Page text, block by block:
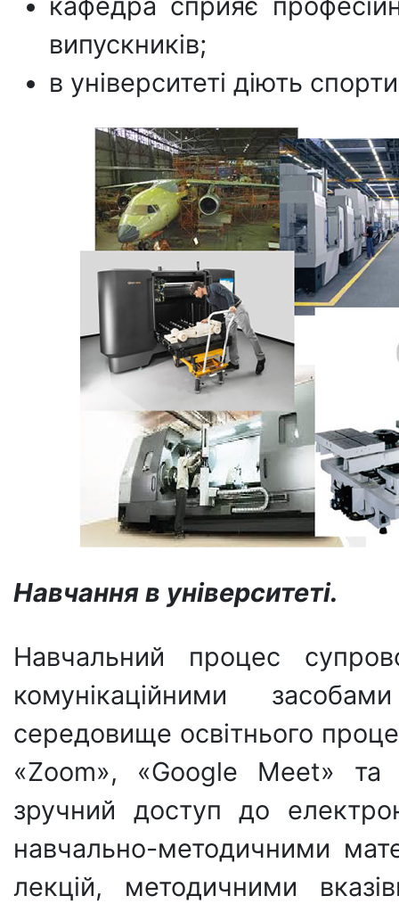
випускників;
в університеті діють
Навчання в університеті.
Навчальний процес
комунікаційними
середовище освітнього
«Zoom», «Google Meet» та
зручний доступ до
навчально-методичними
лекцій, методичними